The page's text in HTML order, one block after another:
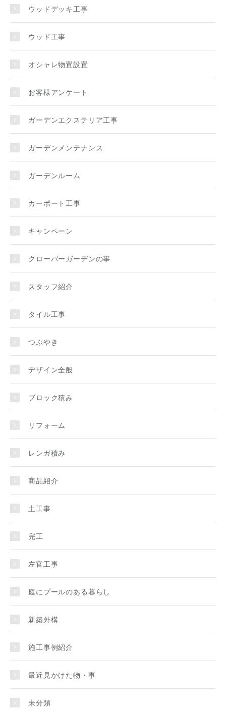
ウッドデッキ工事
ウッド工事
オシャレ物置設置
お客様アンケート
ガーデンエクステリア工事
ガーデンメンテナンス
ガーデンルーム
カーポート工事
キャンペーン
クローバーガーデンの事
スタッフ紹介
タイル工事
つぶやき
デザイン全般
ブロック積み
リフォーム
レンガ積み
商品紹介
土工事
完工
左官工事
庭にプールのある暮らし
新築外構
施工事例紹介
最近見かけた物・事
未分類